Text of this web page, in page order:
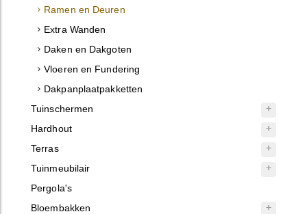
Ramen en Deuren
Extra Wanden
Daken en Dakgoten
Vloeren en Fundering
Dakpanplaatpakketten
Tuinschermen
Hardhout
Terras
Tuinmeubilair
Pergola's
Bloembakken